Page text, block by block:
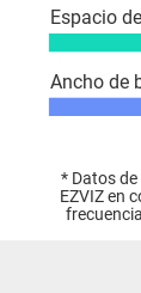
Ancho de
Espacio
* Datos
EZVIZ en